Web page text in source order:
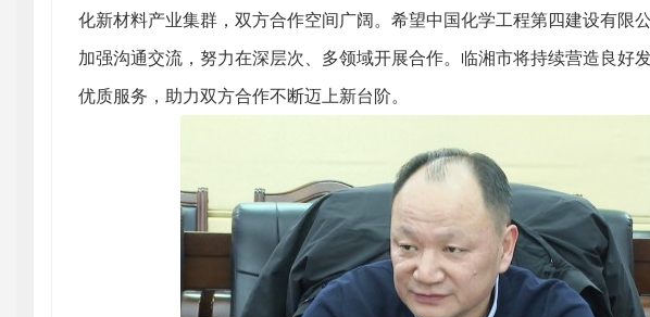
化新材料产业集群，双方合作空间广阔。希望中国化学工程第四建设有限
加强沟通交流，努力在深层次、多领域开展合作。临湘市将持续营造良好
优质服务，助力双方合作不断迈上新台阶。